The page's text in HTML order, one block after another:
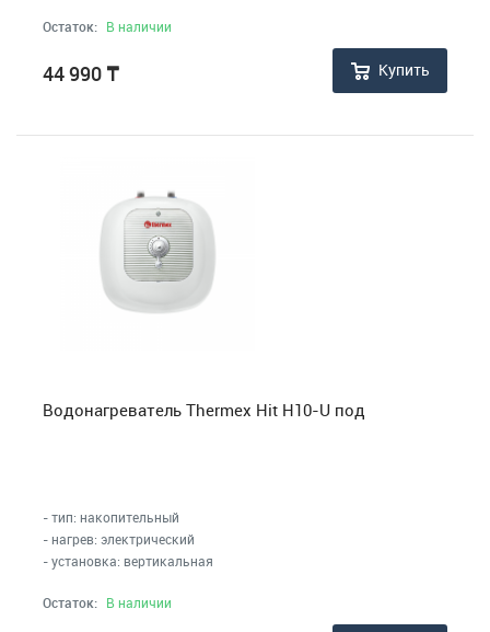
МФУ, Мониторы и Стабилизаторы
Телевизоры, аудио, видео, радары
Остаток: В наличии
44 990 ₸ Купить
Водонагреватель Thermex Hit H10-U под
- тип: накопительный
- нагрев: электрический
- установка: вертикальная
Остаток: В наличии